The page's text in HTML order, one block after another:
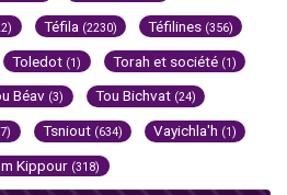
Téfila (2230) Téfilines (356)
Toledot (1) Torah et société (1)
Béav (3) Tou Bichvat (24)
Tsniout (634) Vayichla'h (1)
Kippour (318)